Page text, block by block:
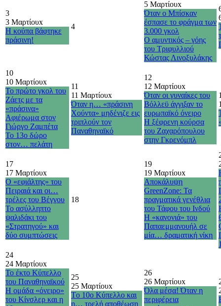
3
3 Μαρτίουx
Η κούπα βάφτηκε
πράσινη!
4
5 Μαρτίουx
Όταν ο Μπίσκαν
έσπασε το φράγμα των
3.000 γκολ
Ο αμυντικός – γόης
του Τριφυλλιού
Κώστας Λινοξυλάκης
10
10 Μαρτίουx
Το πρώτο γκολ του
Ζάετς με τα
«πράσινα»
Αφιέρωμα στον
Γιώργο Ζαμπέτα
Το 13ο δώρο
στον… πελάτη
11
11 Μαρτίουx
Όταν η… «πράσινη
Χούντα» μηδένιζε εις
τριπλούν τον
Παναθηναϊκό
12
12 Μαρτίουx
Όταν οι γυναίκες του
Βόλλεϋ άγγιξαν το
ευρωπαϊκό όνειρο
Η ξέφρενη κούρσα
του Ζαχαρόπουλου
στην Γκρενόμπλ
17
17 Μαρτίουx
Ο «εφιάλτης» του
Πειραιά και οι…
τρέλες του Βέγγου
Το ασύλληπτο
ψαλιδάκι του
«Στρατηγού» και
δύο συμπτώσεις
18
19
19 Μαρτίουx
Αποκάλυψη
GreenZone: Τα
πραγματικά γενέθλια
του Τάφου του Ινδού
Η «κανονιά» του
Παπαεμμανουήλ σε
μία… δραματική νίκη
24
24 Μαρτίουx
Το έκτο Κύπελλο
του Παναθηναϊκού
Η ομάδα «όνειρο»
του Κίνσλερ και η
25
25 Μαρτίουx
Τo 10o Κύπελλο και
η… τρελή αποθέωση
26
26 Μαρτίουx
Όλα μέσα! Όταν η
περιφέρεια